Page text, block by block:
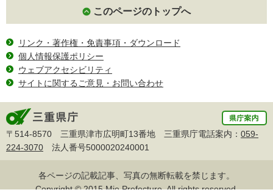
このページのトップへ
リンク・著作権・免責事項・ダウンロード
個人情報保護ポリシー
ウェブアクセシビリティ
サイトに関するご意見・お問い合わせ
〒514-8570 三重県津市広明町13番地 三重県庁電話案内： 059-
224-3070 法人番号5000020240001
各ページの記載記事、写真の無断転載を禁じます。
Copyright © 2015 Mie Prefecture, All rights reserved.